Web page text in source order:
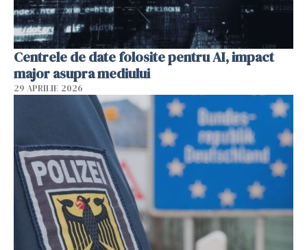
Centrele de date folosite pentru AI, impact
major asupra mediului
29 APRILIE 2026